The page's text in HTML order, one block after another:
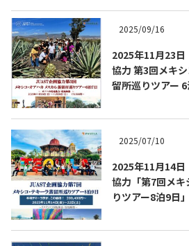
2025/09/16
2025年11月23
協力 第3回メキ
留所巡りツアー
2025/07/10
2025年11月14
協力「第7回メ
りツアー8泊9日